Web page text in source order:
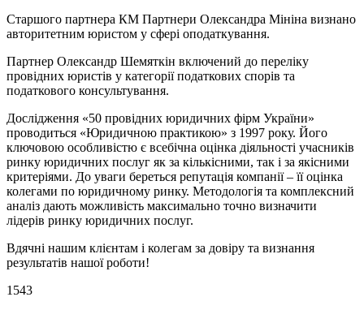
Старшого партнера КМ Партнери Олександра Мініна визнано
авторитетним юристом у сфері оподаткування.
Партнер Олександр Шемяткін включений до переліку
провідних юристів у категорії податкових спорів та
податкового консультування.
Дослідження «50 провідних юридичних фірм України»
проводиться «Юридичною практикою» з 1997 року. Його
ключовою особливістю є всебічна оцінка діяльності учасників
ринку юридичних послуг як за кількісними, так і за якісними
критеріями. До уваги береться репутація компанії – її оцінка
колегами по юридичному ринку. Методологія та комплексний
аналіз дають можливість максимально точно визначити
лідерів ринку юридичних послуг.
Вдячні нашим клієнтам і колегам за довіру та визнання
результатів нашої роботи!
1543